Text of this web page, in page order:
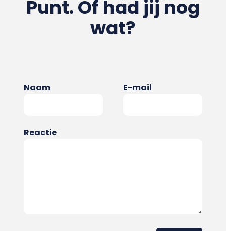
Punt. Of had jij nog
wat?
Naam E-mail
Reactie